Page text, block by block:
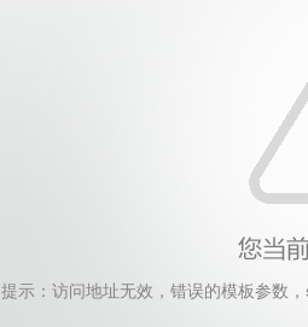
提示：访问地址无效，错误的模板参数